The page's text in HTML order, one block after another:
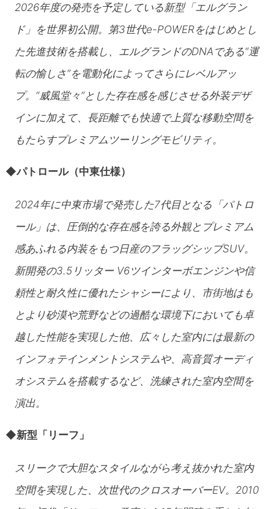
2026年度の発売を予定している新型「エルグラン
ド」を世界初公開。第3世代e-POWERをはじめとし
た先進技術を搭載し、エルグランドのDNAである“運
転の愉しさ”を電動化によってさらにレベルアッ
プ。“威風堂々”とした存在感を感じさせる外装デザ
インに加えて、長距離でも快適で上質な移動空間を
もたらすプレミアムツーリングモビリティ。
◆パトロール（中東仕様）
2024年に中東市場で発売した7代目となる「パトロ
ール」は、圧倒的な存在感を誇る外観とプレミアム
感あふれる内装をもつ日産のフラッグシップSUV。
新開発の3.5リッター V6ツインターボエンジンや信
頼性と耐久性に優れたシャシーにより、市街地はも
とより砂漠や荒野などの過酷な環境下においても卓
越した性能を実現した他、広々した室内には最新の
インフォテインメントシステムや、高音質オーディ
オシステムを搭載するなど、洗練された室内空間を
演出。
◆新型「リーフ」
スリークで大胆なスタイルながら考え抜かれた室内
空間を実現した、次世代のクロスオーバーEV。2010